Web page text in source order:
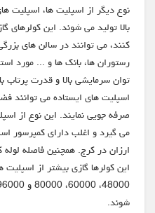
نوع دیگر از اسپلیت ها، اسپلیت
بالا تولید می شوند. این کولرهای
کنند، می توانند در سالن های
رستوران ها، بانک ها و ... مورد
توان سرمایشی بالا و قدرت پرتاب
اسپلیت های ایستاده می توانند
صرفه جویی نمایند. این نوع از
می گیرد و اغلب دارای کمپرسور
ارزان در کرج. همچنین فاصله
این کولرها گازی بیشتر از
شوند.